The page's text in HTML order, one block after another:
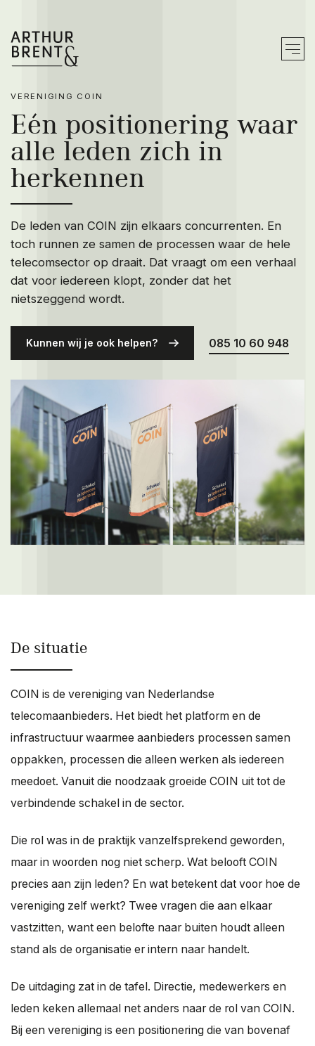
Zo werken wij
Merk bouwen
Merk doorvertalen
Merk activeren
We werken vanuit
Ons werk
Contact
VERENIGING COIN
Eén positionering waar
alle leden zich in
herkennen
De leden van COIN zijn elkaars concurrenten. En
toch runnen ze samen de processen waar de hele
telecomsector op draait. Dat vraagt om een verhaal
dat voor iedereen klopt, zonder dat het
nietszeggend wordt.
Kunnen wij je ook helpen? 085 10 60 948
De situatie
COIN is de vereniging van Nederlandse
telecomaanbieders. Het biedt het platform en de
infrastructuur waarmee aanbieders processen samen
oppakken, processen die alleen werken als iedereen
meedoet. Vanuit die noodzaak groeide COIN uit tot de
verbindende schakel in de sector.
Die rol was in de praktijk vanzelfsprekend geworden,
maar in woorden nog niet scherp. Wat belooft COIN
precies aan zijn leden? En wat betekent dat voor hoe de
vereniging zelf werkt? Twee vragen die aan elkaar
vastzitten, want een belofte naar buiten houdt alleen
stand als de organisatie er intern naar handelt.
De uitdaging zat in de tafel. Directie, medewerkers en
leden keken allemaal net anders naar de rol van COIN.
Bij een vereniging is een positionering die van bovenaf